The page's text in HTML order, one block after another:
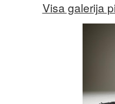
Visa galerija